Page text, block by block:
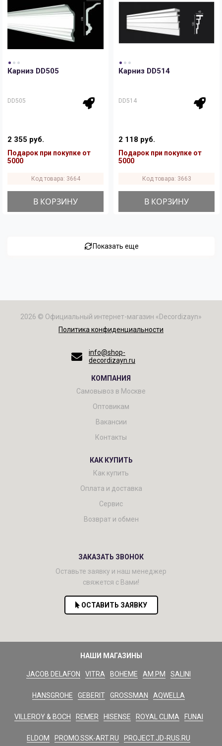
Карниз DD505
DD505
2 355 руб.
Подарок при покупке от
5000
Код товара: 3664
В КОРЗИНУ
Карниз DD514
DD514
2 118 руб.
Подарок при покупке от
5000
Код товара: 3663
В КОРЗИНУ
Показать еще
2026 © Официальный интернет-магазин «Decordizayn»
Политика конфиденциальности
info@shop-
decordizayn.ru
КОМПАНИЯ
Самовывоз в Москве
Оптовикам
Вакансии
Контакты
КАК КУПИТЬ
Как купить
Оплата и доставка
Сервис
Возврат и обмен
ЗАКАЗАТЬ ЗВОНОК
Оставьте заявку и наш менеджер
свяжется с Вами!
ОСТАВИТЬ ЗАЯВКУ
НАШИ МАГАЗИНЫ
JACOB DELAFON VITRA BOHEME AM.PM SALINI
HANSGROHE GEBERIT GROSSMAN AQWELLA
VILLEROY & BOCH REMER HISENSE ROYAL CLIMA FUNAI
ELDOM PROMO.SSK-ART.RU PROJECT.JD-RUS.RU